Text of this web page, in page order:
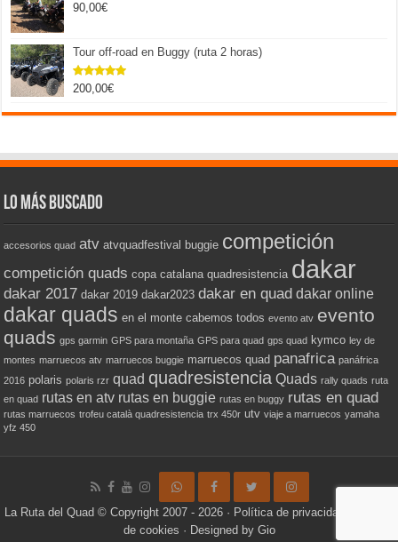
90,00€
Tour off-road en Buggy (ruta 2 horas)
Valorado
de 5
200,00€
Lo más buscado
accesorios quad atv atvquadfestival buggie competición
competición quads copa catalana quadresistencia dakar
dakar 2017 dakar 2019 dakar2023 dakar en quad dakar online
dakar quads en el monte cabemos todos evento atv evento
quads gps garmin GPS para montaña GPS para quad gps quad kymco ley de
montes marruecos atv marruecos buggie marruecos quad panafrica panáfrica
2016 polaris polaris rzr quad quadresistencia Quads rally quads ruta
en quad rutas en atv rutas en buggie rutas en buggy rutas en quad
rutas marruecos trofeu català quadresistencia trx 450r utv viaje a marruecos yamaha
yfz 450
La Ruta del Quad © Copyright 2007 - 2026 · Política de privacidad
de cookies · Designed by Gio